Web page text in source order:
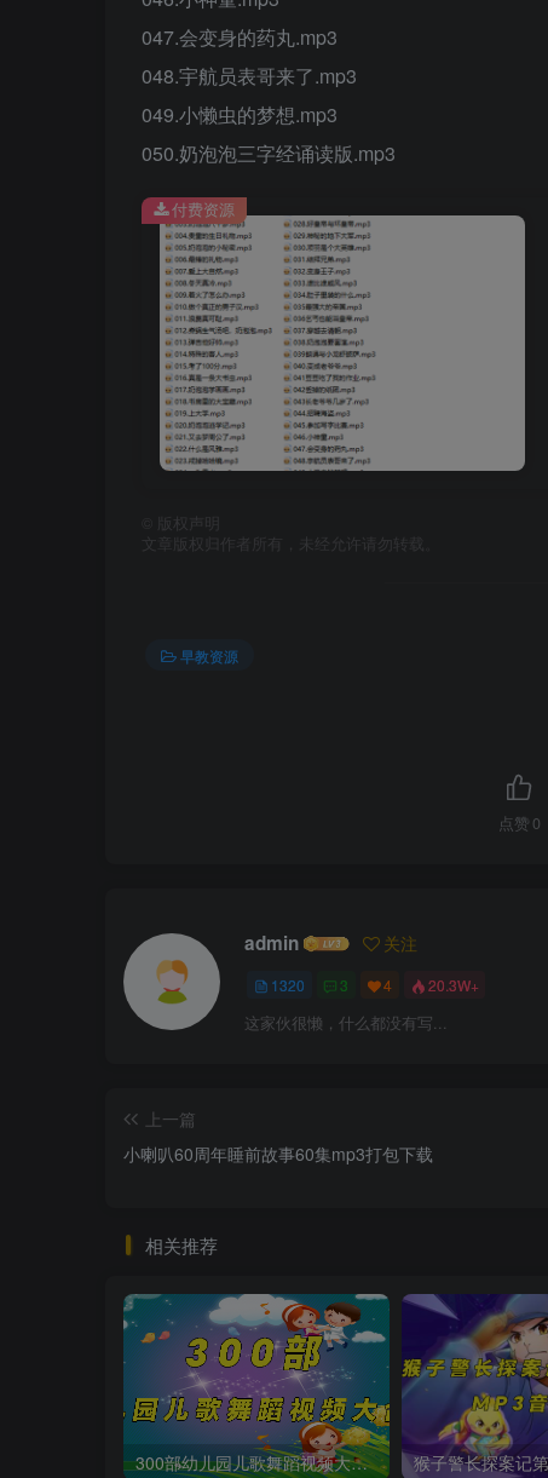
047.会变身的药丸.mp3
048.宇航员表哥来了.mp3
049.小懒虫的梦想.mp3
050.奶泡泡三字经诵读版.mp3
付费资源
版权声明
文章版权归作者所有，未经允许请勿转载。
早教资源
点赞 0
admin 关注
1320 3 4 20.3W+
这家伙很懒，什么都没有写...
上一篇
小喇叭60周年睡前故事60集mp3打包下载
相关推荐
300部幼儿园儿歌舞蹈视频大合集